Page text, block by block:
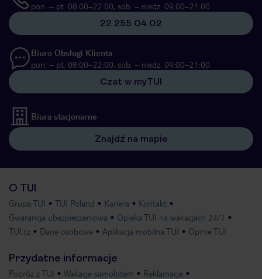
pon. – pt. 08:00–22:00, sob. – niedz. 09:00–21:00
22 255 04 02
Biuro Obsługi Klienta
pon. – pt. 08:00–22:00, sob. – niedz. 09:00–21:00
Czat w myTUI
Biura stacjonarne
Znajdź na mapie
O TUI
Grupa TUI TUI Poland Kariera
Kontakt
Gwarancja ubezpieczeniowa
Opieka TUI na wakacjach 24/7
TUI.cz
Dane osobowe Aplikacja mobilna TUI Opinie TUI
Przydatne informacje
Podróż z TUI Wakacje samolotem Reklamacje